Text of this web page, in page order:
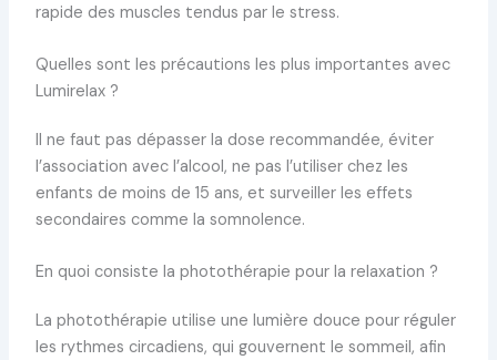
rapide des muscles tendus par le stress.
Quelles sont les précautions les plus importantes avec
Lumirelax ?
Il ne faut pas dépasser la dose recommandée, éviter
l’association avec l’alcool, ne pas l’utiliser chez les
enfants de moins de 15 ans, et surveiller les effets
secondaires comme la somnolence.
En quoi consiste la photothérapie pour la relaxation ?
La photothérapie utilise une lumière douce pour réguler
les rythmes circadiens, qui gouvernent le sommeil, afin